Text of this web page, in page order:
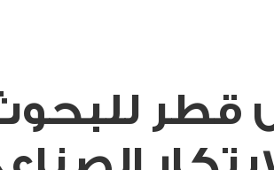
للبحوث